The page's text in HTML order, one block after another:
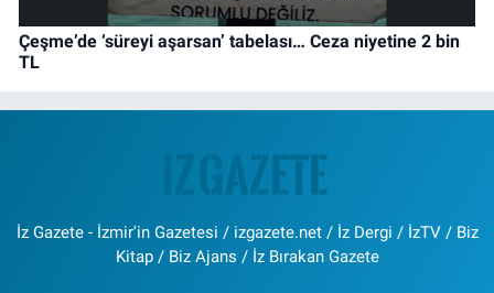
Çeşme’de ‘süreyi aşarsan’ tabelası… Ceza niyetine 2 bin
TL
İz Gazete - İzmir'in Gazetesi / izgazete.net / İz Dergi / İzTV / Biz
Kitap / Biz Ajans / İz Bırakan Gazete